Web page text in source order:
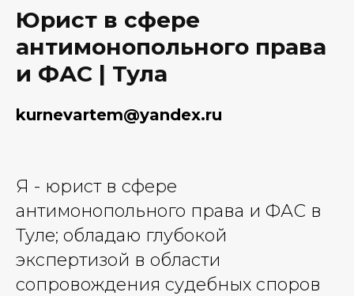
Юрист в сфере
антимонопольного права
и ФАС | Тула
kurnevartem@yandex.ru
Я - юрист в сфере
антимонопольного права и ФАС в
Туле; обладаю глубокой
экспертизой в области
сопровождения судебных споров